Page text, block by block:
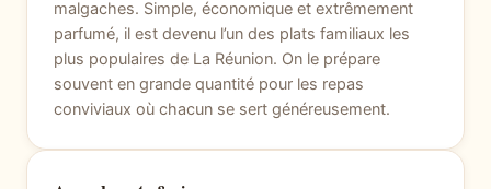
malgaches. Simple, économique et extrêmement
parfumé, il est devenu l’un des plats familiaux les
plus populaires de La Réunion. On le prépare
souvent en grande quantité pour les repas
conviviaux où chacun se sert généreusement.